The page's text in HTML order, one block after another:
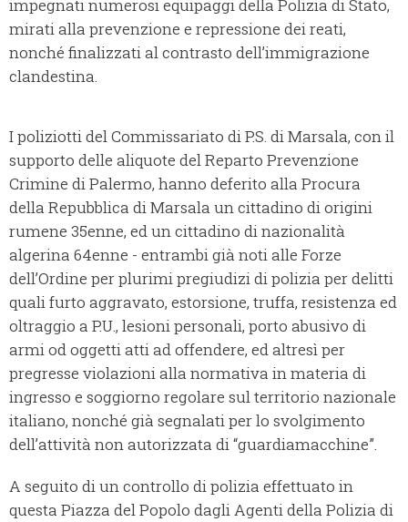
impegnati numerosi equipaggi della Polizia di Stato,
mirati alla prevenzione e repressione dei reati,
nonché finalizzati al contrasto dell’immigrazione
clandestina.
I poliziotti del Commissariato di P.S. di Marsala, con il
supporto delle aliquote del Reparto Prevenzione
Crimine di Palermo, hanno deferito alla Procura
della Repubblica di Marsala un cittadino di origini
rumene 35enne, ed un cittadino di nazionalità
algerina 64enne - entrambi già noti alle Forze
dell’Ordine per plurimi pregiudizi di polizia per delitti
quali furto aggravato, estorsione, truffa, resistenza ed
oltraggio a P.U., lesioni personali, porto abusivo di
armi od oggetti atti ad offendere, ed altresì per
pregresse violazioni alla normativa in materia di
ingresso e soggiorno regolare sul territorio nazionale
italiano, nonché già segnalati per lo svolgimento
dell’attività non autorizzata di “guardiamacchine”.
A seguito di un controllo di polizia effettuato in
questa Piazza del Popolo dagli Agenti della Polizia di